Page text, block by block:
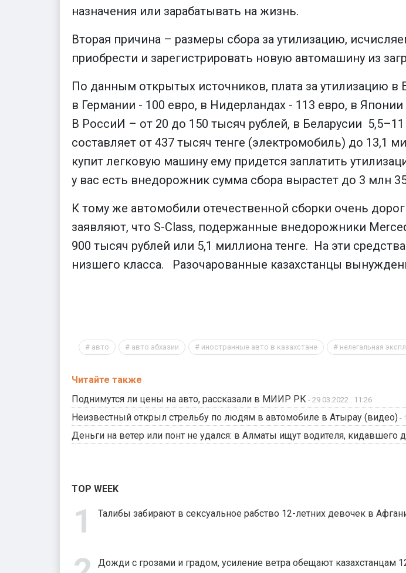
назначения или зарабатывать на жизнь.
Вторая причина – размеры сбора за утилизацию,
приобрести и зарегистрировать новую автомашину из
По данным открытых источников, плата за утилизацию в
в Германии - 100 евро, в Нидерландах - 113 евро, в
В РоссиИ – от 20 до 150 тысяч рублей, в Беларусии
составляет от 437 тысяч тенге (электромобиль) до 13,1
купит легковую машину ему придется заплатить
у вас есть внедорожник сумма сбора вырастет до 3 млн
К тому же автомобили отечественной сборки очень
заявляют, что S-Class, подержанные внедорожники
900 тысяч рублей или 5,1 миллиона тенге. На эти
низшего класса. Разочарованные казахстанцы
авто авто абхазии иностранные авто в казахстане нелегальная
Читайте также
Поднимутся ли цены на авто, рассказали в МИИР РК - 29.03.2022 . 11:26
Неизвестный открыл стрельбу по людям в автомобиле в Атырау (видео) -
Деньги на ветер или понт не удался: в Алматы ищут водителя, кидавшего
TOP WEEK
Талибы забирают в сексуальное рабство 12-летних девочек в
Дожди с грозами и градом, усиление ветра обещают казахстанцам